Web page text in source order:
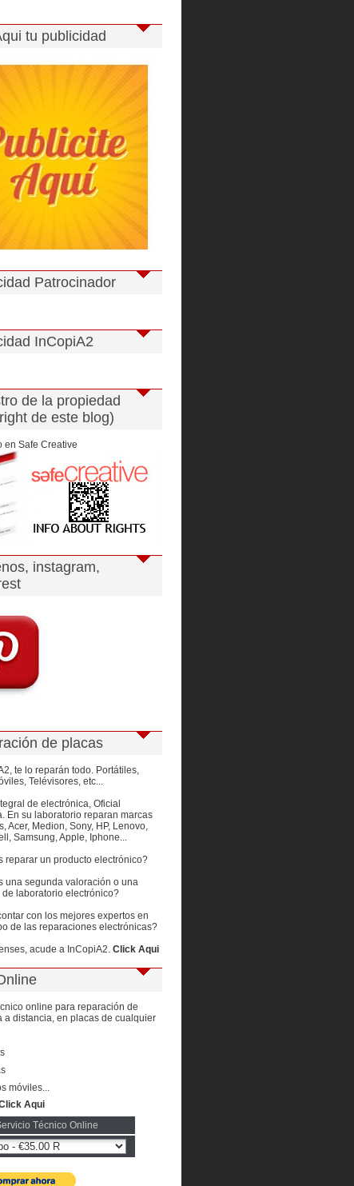
tu publicidad
Patrocinador
InCopiA2
de la propiedad
de este blog)
en Safe Creative
instagram,
de placas
te lo reparán todo. Portátiles,
Telévisores, etc...
de electrónica, Oficial
En su laboratorio reparan marcas
Acer, Medion, Sony, HP, Lenovo,
Samsung, Apple, Iphone...
reparar un producto electrónico?
una segunda valoración o una
laboratorio electrónico?
con los mejores expertos en
de las reparaciones electrónicas?
acude a InCopiA2. Click Aqui
online para reparación de
a distancia, en placas de cualquier
móviles...
Aqui
Técnico Online